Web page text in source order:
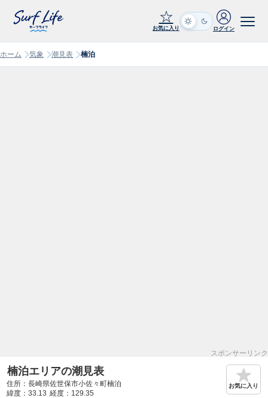
☆
お気に入り ログイン
ホーム 気象 潮見表 楠泊
スポンサーリンク
楠泊エリアの潮見表
住所：長崎県佐世保市小佐々町楠泊
緯度：33.13 経度：129.35
お気に入り